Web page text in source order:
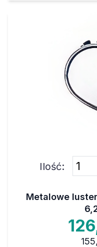
Ilość:
Metalowe